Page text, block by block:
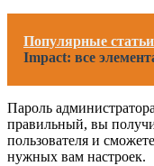
Популярные статьи
Impact: все
Пароль
правильный, вы
пользователя и
нужных вам настроек.